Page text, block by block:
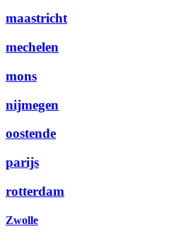
maastricht
mechelen
mons
nijmegen
oostende
parijs
rotterdam
Zwolle